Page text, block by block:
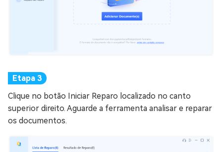
Clique no botão Iniciar Reparo localizado no canto
superior direito. Aguarde a ferramenta analisar e reparar
os documentos.